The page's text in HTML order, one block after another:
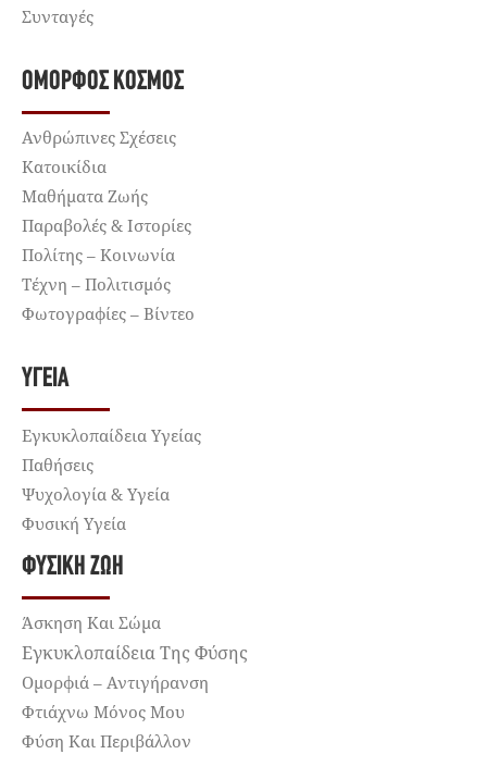
Συνταγές
ΌΜΟΡΦΟΣ ΚΌΣΜΟΣ
Ανθρώπινες Σχέσεις
Κατοικίδια
Μαθήματα Ζωής
Παραβολές & Ιστορίες
Πολίτης – Κοινωνία
Τέχνη – Πολιτισμός
Φωτογραφίες – Βίντεο
ΥΓΕΊΑ
Εγκυκλοπαίδεια Υγείας
Παθήσεις
Ψυχολογία & Υγεία
Φυσική Υγεία
ΦΥΣΙΚΉ ΖΩΉ
Άσκηση Και Σώμα
Εγκυκλοπαίδεια Της Φύσης
Ομορφιά – Αντιγήρανση
Φτιάχνω Μόνος Μου
Φύση Και Περιβάλλον